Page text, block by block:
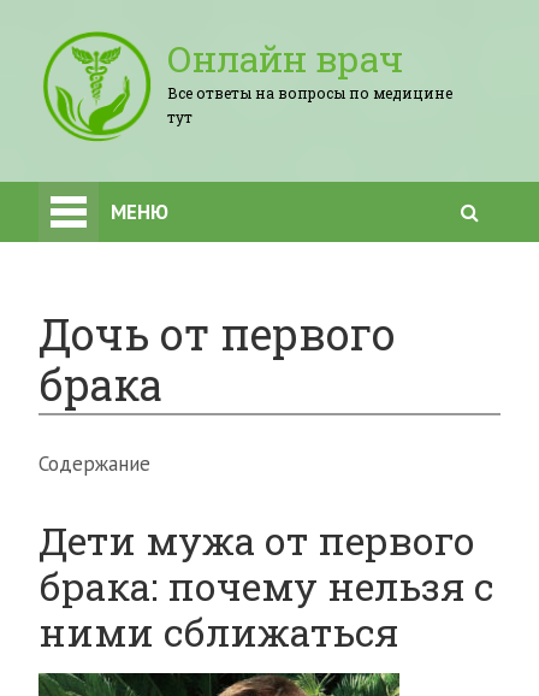
Онлайн врач
Все ответы на вопросы по медицине
тут
МЕНЮ
Дочь от первого
брака
Содержание
Дети мужа от первого
брака: почему нельзя с
ними сближаться